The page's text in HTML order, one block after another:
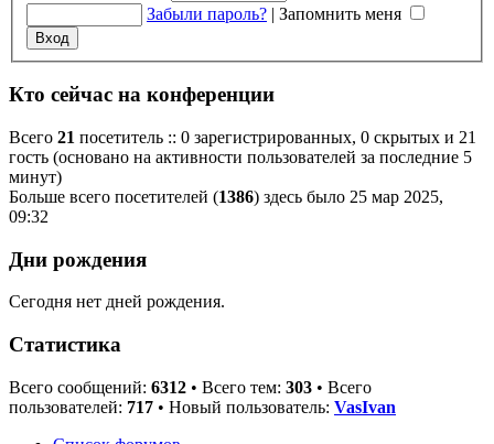
Забыли пароль? | Запомнить меня
Кто сейчас на конференции
Всего 21 посетитель :: 0 зарегистрированных, 0 скрытых и 21
гость (основано на активности пользователей за последние 5
минут)
Больше всего посетителей (1386) здесь было 25 мар 2025,
09:32
Дни рождения
Сегодня нет дней рождения.
Статистика
Всего сообщений: 6312 • Всего тем: 303 • Всего
пользователей: 717 • Новый пользователь: VasIvan